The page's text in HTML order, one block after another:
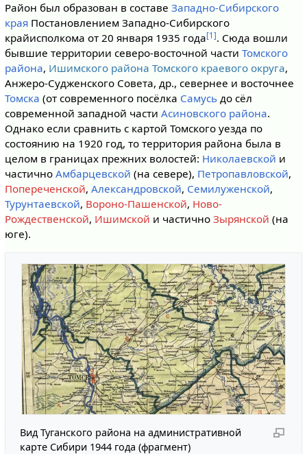
Район был образован в составе Западно-Сибирского
краяПостановлением Западно-Сибирского
крайисполкома от 20 января 1935 года[1]. Сюда вошли
бывшие территории северо-восточной части Томского
района, Ишимского района Томского краевого округа,
Анжеро-Судженского Совета, др., севернее и восточнее
Томска (от современного посёлка Самусьдо сёл
современной западной части Асиновского района.
Однако если сравнить с картой Томского уезда по
состоянию на 1920 год, то территория района была в
целом в границах прежних волостей: Николаевской и
частично Амбарцевской (на севере), Петропавловской,
Попереченской, Александровской, Семилуженской,
Турунтаевской, Вороно-Пашенской, Ново-
Рождественской, Ишимской и частично Зырянской (на
юге).
Вид Туганского района на административной
карте Сибири 1944 года (фрагмент)